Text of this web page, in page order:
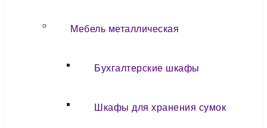
Мебель металлическая
Бухгалтерские шкафы
Шкафы для хранения сумок